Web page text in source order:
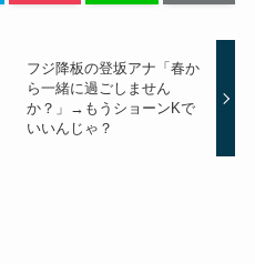
フジ降板の登坂アナ「春か
ら一緒に過ごしません
か？」→もうショーンKで
いいんじゃ？